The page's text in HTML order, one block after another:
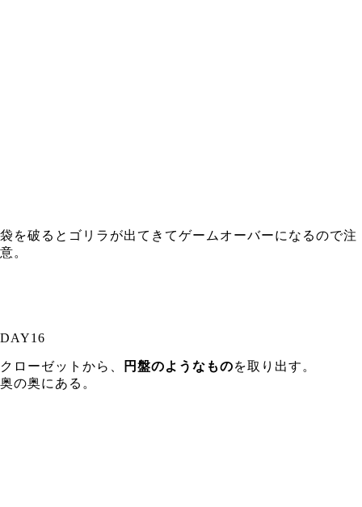
袋を破るとゴリラが出てきてゲームオーバーになるので注
意。
DAY16
クローゼットから、 円盤のようなものを取り出す。
奥の奥にある。